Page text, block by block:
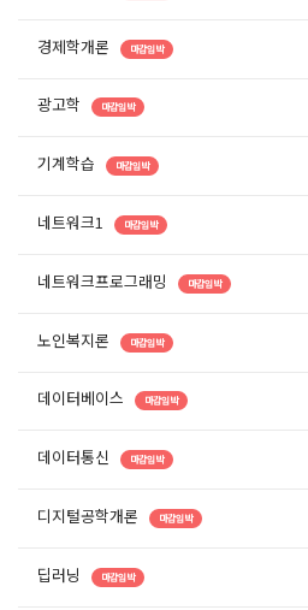
경제학개론 마감임박
광고학 마감임박
기계학습 마감임박
네트워크1 마감임박
네트워크프로그래밍 마감임박
노인복지론 마감임박
데이터베이스 마감임박
데이터통신 마감임박
디지털공학개론 마감임박
딥러닝 마감임박